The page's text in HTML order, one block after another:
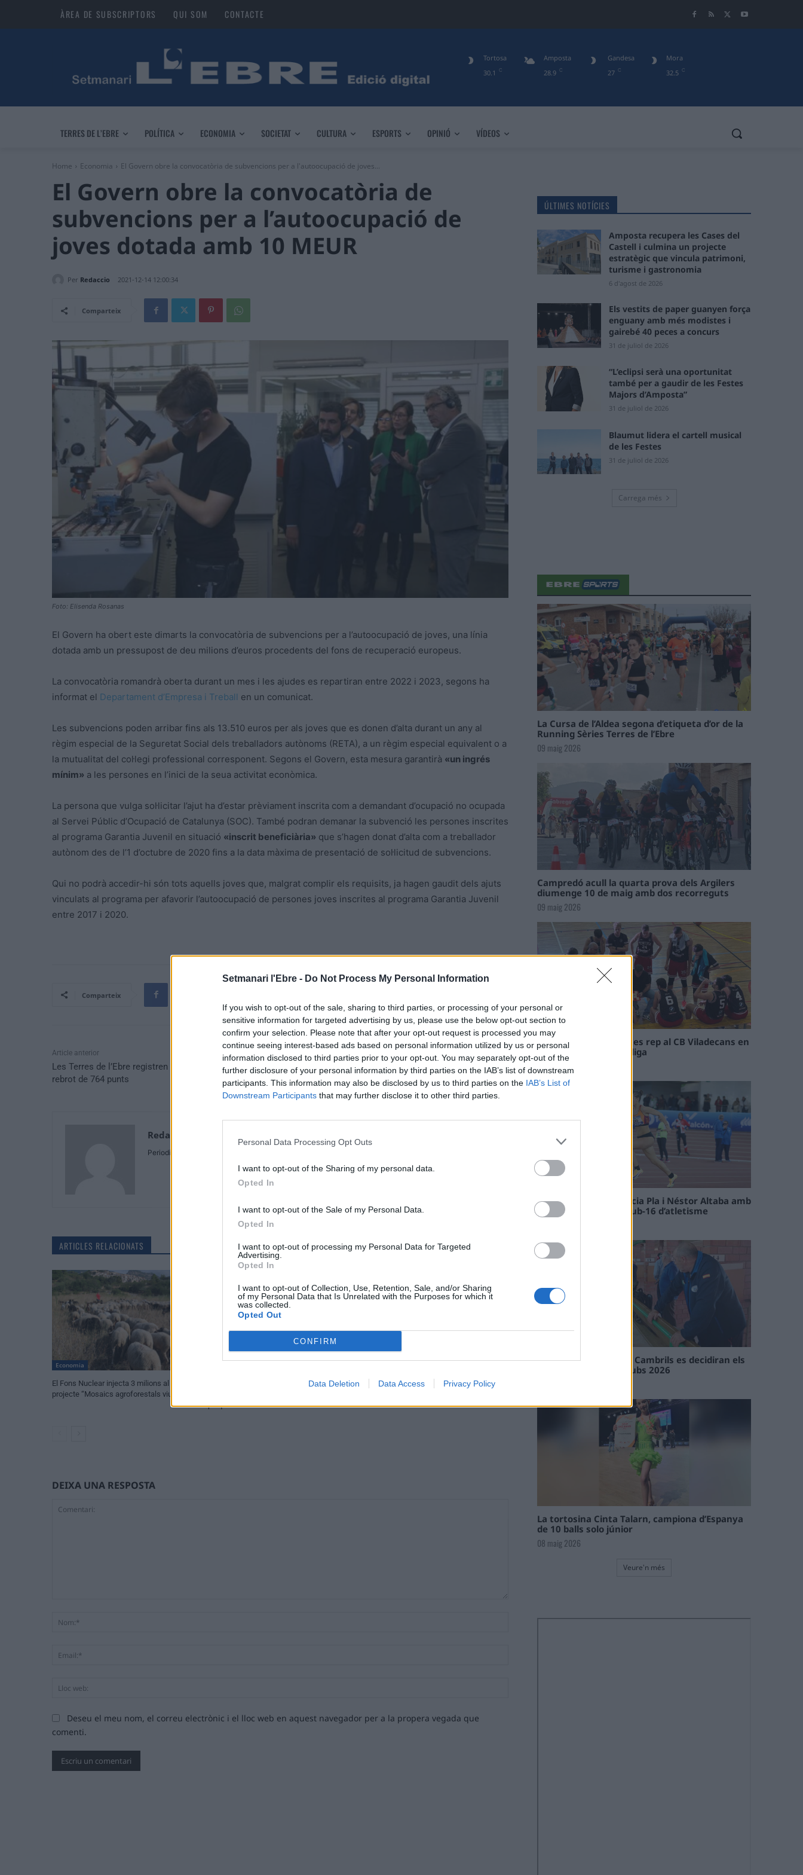
Setmanari l'Ebre - Do Not Process My Personal Information
If you wish to opt-out of the sale, sharing to third parties, or processing of your personal or
sensitive information for targeted advertising by us, please use the below opt-out section to
confirm your selection. Please note that after your opt-out request is processed you may
continue seeing interest-based ads based on personal information utilized by us or personal
information disclosed to third parties prior to your opt-out. You may separately opt-out of the
further disclosure of your personal information by third parties on the IAB’s list of downstream
participants. This information may also be disclosed by us to third parties on the IAB’s List of
Downstream Participants that may further disclose it to other third parties.
Personal Data Processing Opt Outs
I want to opt-out of the Sharing of my personal data.
Opted In
I want to opt-out of the Sale of my Personal Data.
Opted In
I want to opt-out of processing my Personal Data for Targeted
Advertising.
Opted In
I want to opt-out of Collection, Use, Retention, Sale, and/or Sharing
of my Personal Data that Is Unrelated with the Purposes for which it
was collected.
Opted Out
CONFIRM
Data Deletion Data Access Privacy Policy
ÀREA DE SUBSCRIPTORS QUI SOM CONTACTE
30.1 C
Tortosa
28.9 C
Amposta
27 C
Gandesa
32.5 C
Mora
TERRES DE L’EBRE POLÍTICA ECONOMIA SOCIETAT CULTURA ESPORTS OPINIÓ VÍDEOS
Home Economia El Govern obre la convocatòria de subvencions per a l'autoocupació de joves...
El Govern obre la convocatòria de
subvencions per a l’autoocupació de
joves dotada amb 10 MEUR
Per Redaccio 2021-12-14 12:00:34
Comparteix
Foto: Elisenda Rosanas
El Govern ha obert este dimarts la convocatòria de subvencions per a l’autoocupació de joves, una línia
dotada amb un pressupost de deu milions d’euros procedents del fons de recuperació europeus.
La convocatòria romandrà oberta durant un mes i les ajudes es repartiran entre 2022 i 2023, segons ha
informat el Departament d’Empresa i Treball en un comunicat.
Les subvencions poden arribar fins als 13.510 euros per als joves que es donen d’alta durant un any al
règim especial de la Seguretat Social dels treballadors autònoms (RETA), a un règim especial equivalent o a
la mutualitat del col·legi professional corresponent. Segons el Govern, esta mesura garantirà «un ingrés
mínim» a les persones en l’inici de la seua activitat econòmica.
La persona que vulga sol·licitar l’ajut ha d’estar prèviament inscrita com a demandant d’ocupació no ocupada
al Servei Públic d’Ocupació de Catalunya (SOC). També podran demanar la subvenció les persones inscrites
al programa Garantia Juvenil en situació «inscrit beneficiària» que s’hagen donat d’alta com a treballador
autònom des de l’1 d’octubre de 2020 fins a la data màxima de presentació de sol·licitud de subvencions.
Qui no podrà accedir-hi són tots aquells joves que, malgrat complir els requisits, ja hagen gaudit dels ajuts
vinculats al programa per afavorir l’autoocupació de persones joves inscrites al programa Garantia Juvenil
entre 2017 i 2020.
Comparteix
Article anterior
Les Terres de l’Ebre registren un mort i un risc de
rebrot de 764 punts
El Govern incorporarà una paga extraordinària al
personal de neteja dels centres sanitaris
Redaccio
Periodistes
ARTICLES RELACIONATS
Economia
El Fons Nuclear injecta 3 milions al
projecte “Mosaics agroforestals vius”
La Ràpita planteja reduir 5 °C la
plaques solars
Els ajuntaments ebrencs recapten més de
DEIXA UNA RESPOSTA
Deseu el meu nom, el correu electrònic i el lloc web en aquest navegador per a la propera vegada que
comenti.
ÚLTIMES NOTÍCIES
Amposta recupera les Cases del
Castell i culmina un projecte
estratègic que vincula patrimoni,
turisme i gastronomia
6 d'agost de 2026
Els vestits de paper guanyen força
enguany amb més modistes i
gairebé 40 peces a concurs
31 de juliol de 2026
“L’eclipsi serà una oportunitat
també per a gaudir de les Festes
Majors d’Amposta”
31 de juliol de 2026
Blaumut lidera el cartell musical
de les Festes
31 de juliol de 2026
Carrega més
La Cursa de l’Aldea segona d’etiqueta d’or de la
Running Sèries Terres de l’Ebre
09 maig 2026
Campredó acull la quarta prova dels Argilers
diumenge 10 de maig amb dos recorreguts
09 maig 2026
El Cantaires amb baixes rep al CB Viladecans en
el tram decisiu de la lliga
09 maig 2026
Paula Sintorres, Patrícia Pla i Néstor Altaba amb
la selecció catalana sub-16 d’atletisme
En les tirades de Flix i Cambrils es decidiran els
campions de l’Interclubs 2026
La tortosina Cinta Talarn, campiona d’Espanya
de 10 balls solo júnior
08 maig 2026
Veure'n més